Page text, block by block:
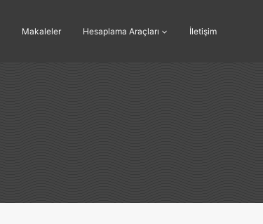
Makaleler Hesaplama Araçları İletişim